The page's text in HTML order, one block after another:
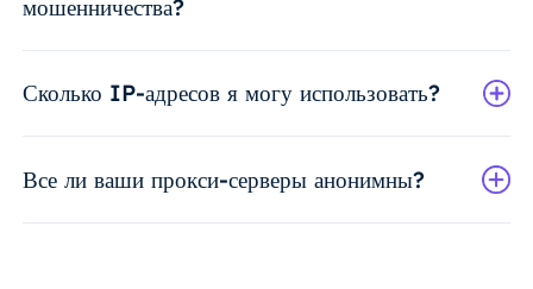
мошенничества?
Сколько IP-адресов я могу использовать?
Все ли ваши прокси-серверы анонимны?